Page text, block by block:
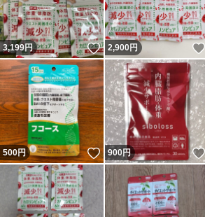
3,199円 いいね！
2,900円
500円 いいね！
900円